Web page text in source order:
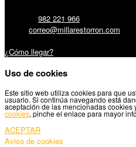
982 221 966
correo@millarestorron.com
¿Cómo llegar?
Uso de cookies
Este sitio web utiliza cookies para que
usuario. Si continúa navegando está
aceptación de las mencionadas cookies
cookies, pinche el enlace para mayor
ACEPTAR
Aviso de cookies